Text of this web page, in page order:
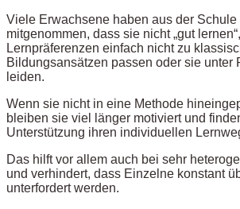
Viele Erwachsene haben aus der Schule
mitgenommen, dass sie nicht „gut
Lernpräferenzen einfach nicht zu
Bildungsansätzen passen oder sie unter
leiden.
Wenn sie nicht in eine Methode
bleiben sie viel länger motiviert und
Unterstützung ihren individuellen
Das hilft vor allem auch bei sehr
und verhindert, dass Einzelne konstant
unterfordert werden.